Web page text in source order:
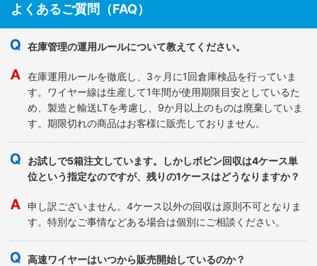
よくあるご質問（FAQ）
在庫管理の運用ルールについて教えてください。
在庫運用ルールを徹底し、3ヶ月に1回倉庫検品を行っていま
す。ワイヤー線は生産して1年間が使用期限目安としているた
め、製造と輸送LTを考慮し、9か月以上のものは廃棄していま
す。期限切れの商品はお客様に販売しておりません。
お試しで5箱注文しています。しかしボビン回収は4ケース単
位という指定なのですが、残りの1ケースはどうなりますか？
申し訳ございません。4ケース以外の回収は原則不可となりま
す。特別なご事情などある場合は個別にご相談ください。
高速ワイヤーはいつから販売開始しているのか？